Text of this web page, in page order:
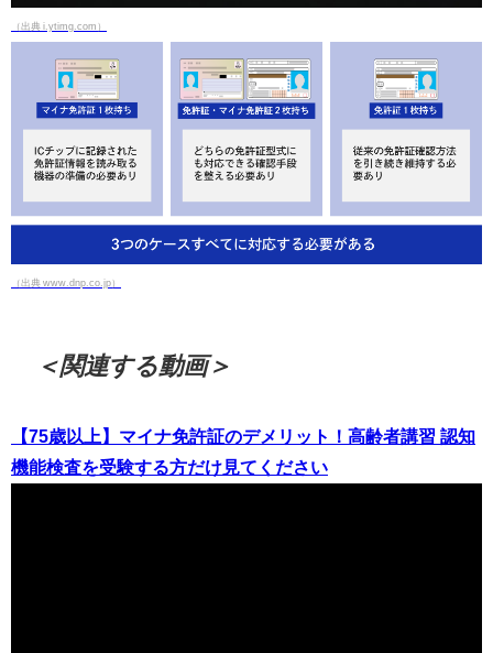
（出典 i.ytimg.com）
（出典 www.dnp.co.jp）
＜関連する動画＞
【75歳以上】マイナ免許証のデメリット！高齢者講習 認知
機能検査を受験する方だけ見てください